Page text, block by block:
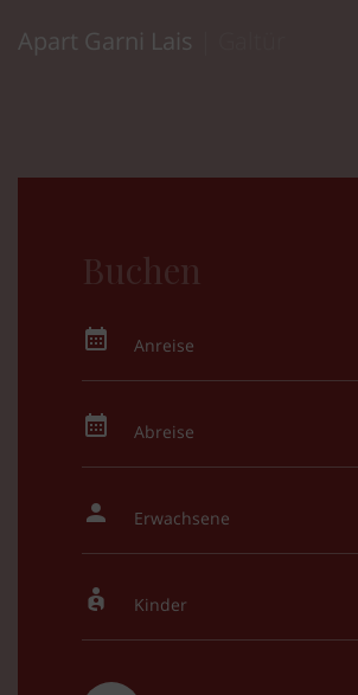
Apart Garni Lais
Buchen